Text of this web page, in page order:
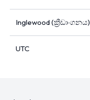
Inglewood (ක්‍රීඩාංගනය)
UTC